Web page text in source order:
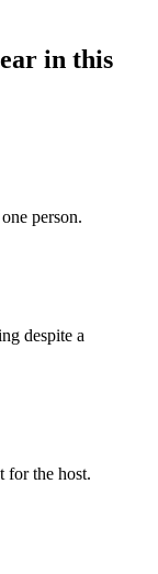
in this
person.
despite a
the host.